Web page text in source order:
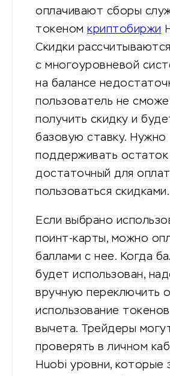
оплачивают сборы
токеном криптобиржи
Скидки
с многоуровневой
на балансе
пользователь не
получить скидку и
базовую ставку. Нужно
поддерживать остаток
достаточный для
пользоваться скидками.
Если выбрано
поинт-карты, можно
баллами с нее. Когда
будет использован,
вручную переключить
использование
вычета. Трейдеры
проверять в личном
Huobi уровни, которые